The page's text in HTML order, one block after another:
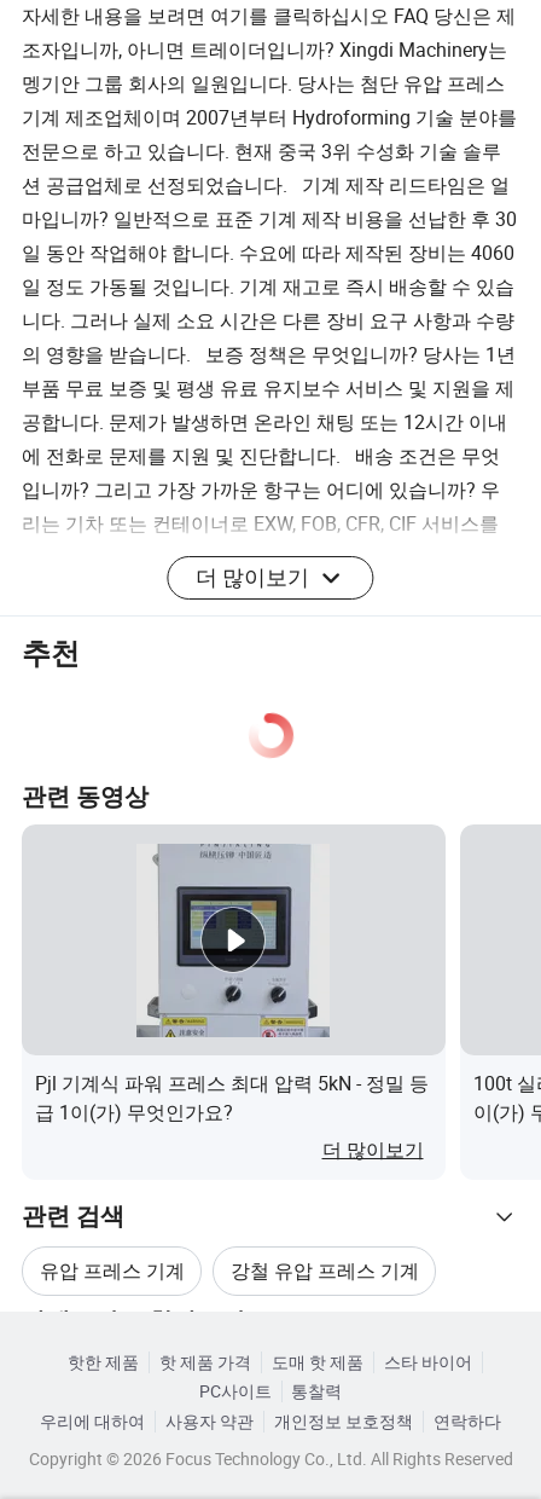
항목 단위 XD-Y28-45T
공칭 압력 kN 450
자세한 내용을 보려면 여기를 클릭하십시오 FAQ 당신은 제
조자입니까, 아니면 트레이더입니까? Xingdi Machinery는
멩기안 그룹 회사의 일원입니다. 당사는 첨단 유압 프레스
기계 제조업체이며 2007년부터 Hydroforming 기술 분야를
전문으로 하고 있습니다. 현재 중국 3위 수성화 기술 솔루
션 공급업체로 선정되었습니다. 기계 제작 리드타임은 얼
마입니까? 일반적으로 표준 기계 제작 비용을 선납한 후 30
일 동안 작업해야 합니다. 수요에 따라 제작된 장비는 4060
일 정도 가동될 것입니다. 기계 재고로 즉시 배송할 수 있습
니다. 그러나 실제 소요 시간은 다른 장비 요구 사항과 수량
의 영향을 받습니다. 보증 정책은 무엇입니까? 당사는 1년
부품 무료 보증 및 평생 유료 유지보수 서비스 및 지원을 제
공합니다. 문제가 발생하면 온라인 채팅 또는 12시간 이내
에 전화로 문제를 지원 및 진단합니다. 배송 조건은 무엇
입니까? 그리고 가장 가까운 항구는 어디에 있습니까? 우
리는 기차 또는 컨테이너로 EXW, FOB, CFR, CIF 서비스를
제공합니다. 가장 가까운 항구는 칭다오 항구이며 상하이,
톈진, 다롄, 랴니운강 항구에서 선박을 이용할 수 있습니다.
배송 전 기계 테스트 및 검사 규칙은 무엇입니까? 일반적
으로, 장비 완료 후 파일럿 실행을 수행합니다. 우리는 진심
하도록 합니다. 또는 요구 사항에 따라 비디오 또는 온라인
검사를 제공할 수도 있습니다. 공장 및 기계 작동 관련 동
영상을 제공할 수 있습니까? 물론 영업 담당자에게 연락하
여 특정 기계의 비디오를 요청할 수 있습니다. 자세한 내용
을 보려면 여기를 클릭하십시오
더 많이보기
추천
관련 동영상
Pjl 기계식 파워 프레스 최대 압력 5kN - 정밀 등
급 1이(가) 무엇인가요?
더 많이보기
100t
이(가)
관련 검색
유압 프레스 기계 강철 유압 프레스 기계
유압 프레스 기계 제조업체
유압 프레스 기계 구성 요소
핫한 제품 핫 제품 가격 도매 핫 제품
스타 바이어
PC사이트
통찰력
우리에 대하여
사용자 약관 개인정보 보호정책
연락하다
Copyright © 2026 Focus Technology Co., Ltd. All Rights Reserved